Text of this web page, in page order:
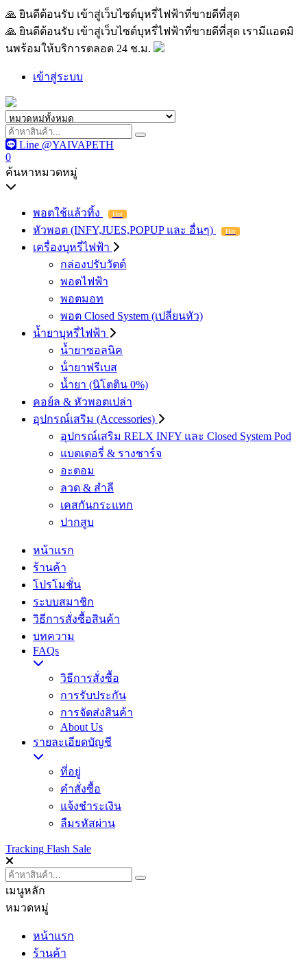
🙏 ยินดีต้อนรับ เข้าสู่เว็บไซต์บุหรี่ไฟฟ้าที่ขายดีที่สุด เรามีแอดมิน
🙏 ยินดีต้อนรับ เข้าสู่เว็บไซต์บุหรี่ไฟฟ้าที่ขายดีที่สุด เรามีแอดมิ
นพร้อมให้บริการตลอด 24 ช.ม.
เข้าสู่ระบบ
Line @YAIVAPETH
0
ค้นหาหมวดหมู่
พอตใช้แล้วทิ้ง Hot
หัวพอต (INFY,JUES,POPUP และ อื่นๆ) Hot
เครื่องบุหรี่ไฟฟ้า
กล่องปรับวัตต์
พอตไฟฟ้า
พอตมอท
พอต Closed System (เปลี่ยนหัว)
น้ำยาบุหรี่ไฟฟ้า
น้ำยาซอลนิค
น้ํายาฟรีเบส
น้ำยา (นิโตติน 0%)
คอย์ล & หัวพอตเปล่า
อุปกรณ์เสริม (Accessories)
อุปกรณ์เสริม RELX INFY และ Closed System Pod
แบตเตอรี่ & รางชาร์จ
อะตอม
ลวด ​& สำลี
เคสกันกระแทก
ปากสูบ
หน้าแรก
ร้านค้า
โปรโมชั่น
ระบบสมาชิก
วิธีการสั่งซื้อสินค้า
บทความ
FAQs
วิธีการสั่งซื้อ
การรับประกัน
การจัดส่งสินค้า
About Us
รายละเอียดบัญชี
ที่อยู่
คำสั่งซื้อ
แจ้งชำระเงิน
ลืมรหัสผ่าน
Tracking Flash Sale
เมนูหลัก
หมวดหมู่
หน้าแรก
ร้านค้า